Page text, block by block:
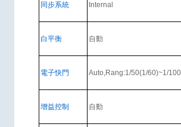
同步系統 Internal
白平衡 自動
電子快門 Auto,Rang:1/50(1/60)~1/
增益控制 自動